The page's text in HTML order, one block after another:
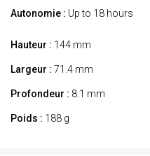
Autonomie : Up to 18 hours
Hauteur : 144 mm
Largeur : 71.4 mm
Profondeur : 8.1 mm
Poids : 188 g